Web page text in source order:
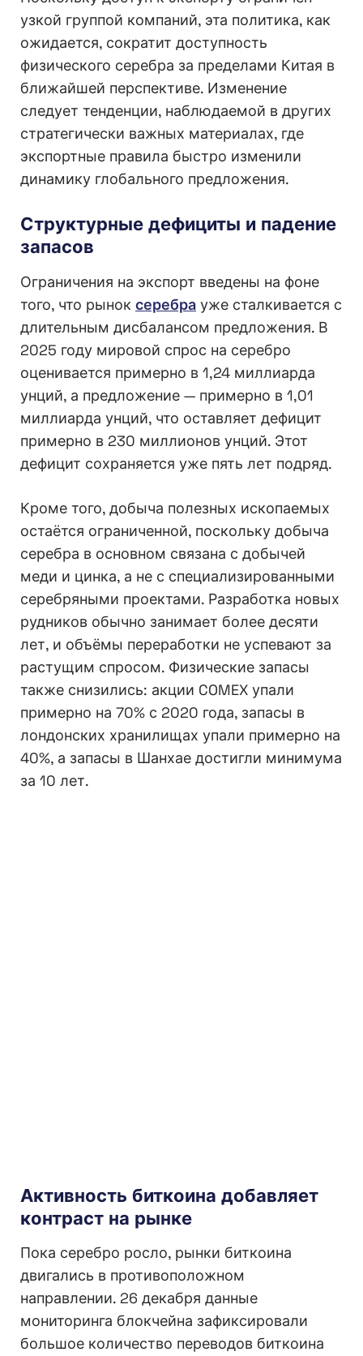
узкой группой компаний, эта политика, как
ожидается, сократит доступность
физического серебра за пределами Китая в
ближайшей перспективе. Изменение
следует тенденции, наблюдаемой в других
стратегически важных материалах, где
экспортные правила быстро изменили
динамику глобального предложения.
Структурные дефициты и падение
запасов
Ограничения на экспорт введены на фоне
того, что рынок серебра уже сталкивается с
длительным дисбалансом предложения. В
2025 году мировой спрос на серебро
оценивается примерно в 1,24 миллиарда
унций, а предложение — примерно в 1,01
миллиарда унций, что оставляет дефицит
примерно в 230 миллионов унций. Этот
дефицит сохраняется уже пять лет подряд.
Кроме того, добыча полезных ископаемых
остаётся ограниченной, поскольку добыча
серебра в основном связана с добычей
меди и цинка, а не с специализированными
серебряными проектами. Разработка новых
рудников обычно занимает более десяти
лет, и объёмы переработки не успевают за
растущим спросом. Физические запасы
также снизились: акции COMEX упали
примерно на 70% с 2020 года, запасы в
лондонских хранилищах упали примерно на
40%, а запасы в Шанхае достигли минимума
за 10 лет.
Активность биткоина добавляет
контраст на рынке
Пока серебро росло, рынки биткоина
двигались в противоположном
направлении. 26 декабря данные
мониторинга блокчейна зафиксировали
большое количество переводов биткоина